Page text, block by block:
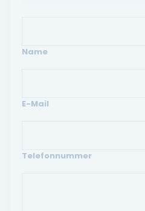
Name
E-Mail
Telefonnummer